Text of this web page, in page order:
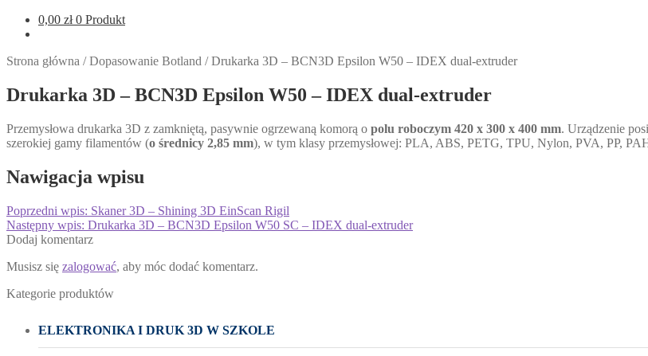
0,00 zł 0 Produkt
Strona główna /Dopasowanie Botland /Drukarka 3D – BCN3D Epsilon W50 – IDEX dual-extruder
Drukarka 3D – BCN3D Epsilon W50 – IDEX dual-extruder
Przemysłowa drukarka 3D z zamkniętą, pasywnie ogrzewaną komorą o polu roboczym 420 x 300 x 400 mm. Urządzenie
szerokiej gamy filamentów (o średnicy 2,85 mm), w tym klasy przemysłowej: PLA, ABS, PETG, TPU, Nylon, PVA, PP,
Nawigacja wpisu
Poprzedni wpis: Skaner 3D – Shining 3D EinScan Rigil
Następny wpis: Drukarka 3D – BCN3D Epsilon W50 SC – IDEX dual-extruder
Dodaj komentarz
Musisz się zalogować, aby móc dodać komentarz.
Kategorie produktów
ELEKTRONIKA I DRUK 3D W SZKOLE